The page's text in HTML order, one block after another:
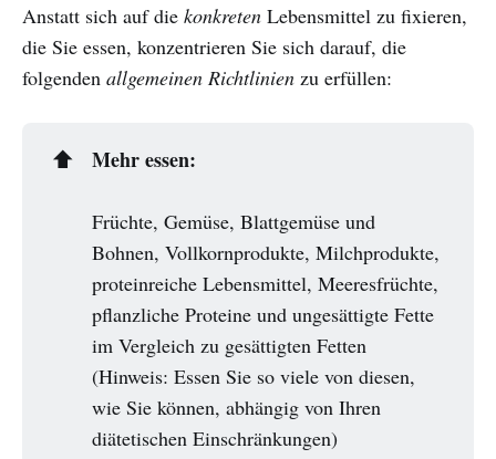
Anstatt sich auf die konkreten Lebensmittel zu fixieren,
die Sie essen, konzentrieren Sie sich darauf, die
folgenden allgemeinen Richtlinien zu erfüllen:
⬆️ Mehr essen:
Früchte, Gemüse, Blattgemüse und
Bohnen, Vollkornprodukte, Milchprodukte,
proteinreiche Lebensmittel, Meeresfrüchte,
pflanzliche Proteine und ungesättigte Fette
im Vergleich zu gesättigten Fetten
(Hinweis: Essen Sie so viele von diesen,
wie Sie können, abhängig von Ihren
diätetischen Einschränkungen)